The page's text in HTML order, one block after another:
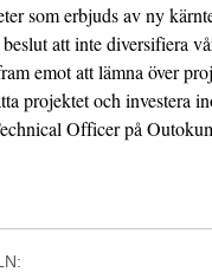
som erbjuds av ny
att inte diversifiera
emot att lämna över
projektet och investera
Officer på